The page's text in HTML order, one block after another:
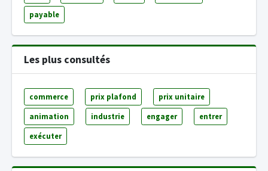
payable
Les plus consultés
commerce prix plafond prix unitaire
animation industrie engager entrer
exécuter